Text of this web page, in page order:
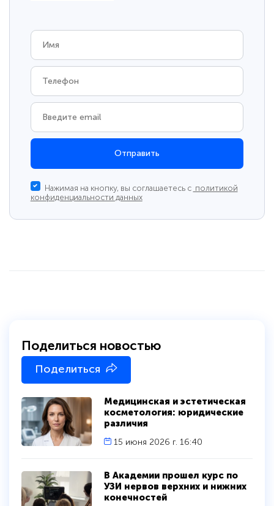
Отправить
Нажимая на кнопку, вы соглашаетесь с политикой
конфиденциальности данных
В Академии прошел курс по
УЗИ нервов верхних и нижних
конечностей
Медицинская и эстетическая
косметология: юридические
различия
15 июня 2026 г. 16:40
Поделиться новостью
Поделиться